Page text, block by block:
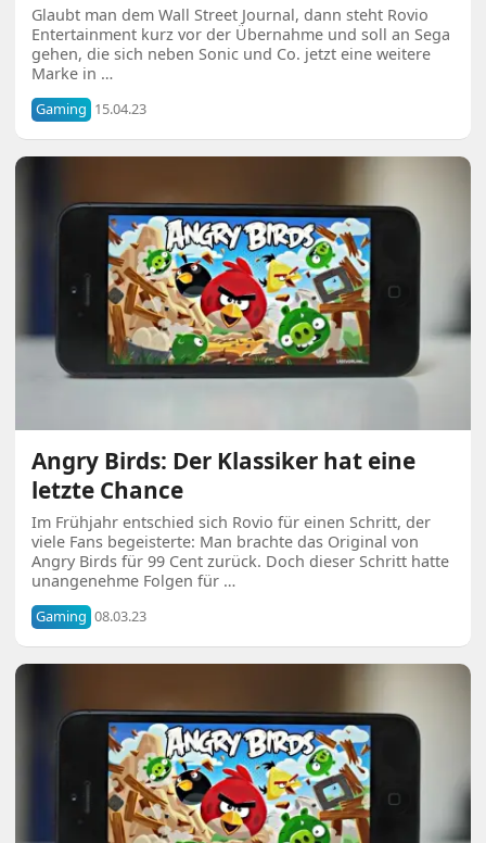
Glaubt man dem Wall Street Journal, dann steht Rovio
Entertainment kurz vor der Übernahme und soll an Sega
gehen, die sich neben Sonic und Co. jetzt eine weitere
Marke in …
Gaming 15.04.23
Angry Birds: Der Klassiker hat eine
letzte Chance
Im Frühjahr entschied sich Rovio für einen Schritt, der
viele Fans begeisterte: Man brachte das Original von
Angry Birds für 99 Cent zurück. Doch dieser Schritt hatte
unangenehme Folgen für …
Gaming 08.03.23